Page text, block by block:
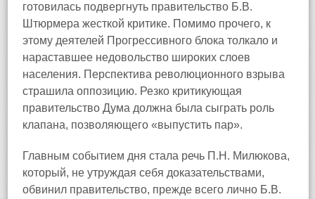
готовилась подвергнуть правительство Б.В.
Штюрмера жесткой критике. Помимо прочего, к
этому деятелей Прогрессивного блока толкало и
нараставшее недовольство широких слоев
населения. Перспектива революционного взрыва
страшила оппозицию. Резко критикующая
правительство Дума должна была сыграть роль
клапана, позволяющего «выпустить пар».
Главным событием дня стала речь П.Н. Милюкова,
который, не утруждая себя доказательствами,
обвинил правительство, прежде всего лично Б.В.